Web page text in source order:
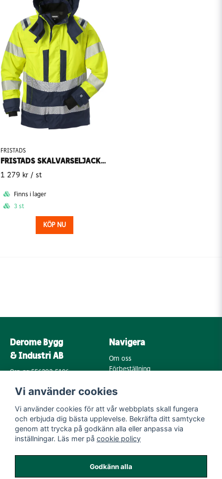
FRISTADS
FRISTADS SKALVARSELJACKA DAM 4518 GTT
1 279 kr / st
Finns i lager
3 st
KÖP NU
Derome Bygg
& Industri AB
Org. nr: 556202-5196
43248 Varberg
Kontakta oss
Mail:
byggoutlet@support.derome.se
Navigera
Om oss
Förbeställning
Köpvillkor
Integritetspolicy
Cookies
Vi använder cookies
Vi använder cookies för att vår webbplats skall fungera
och erbjuda dig bästa upplevelse. Bekräfta ditt samtycke
genom att trycka på godkänn alla eller anpassa via
inställningar. Läs mer på cookie policy
Godkänn alla